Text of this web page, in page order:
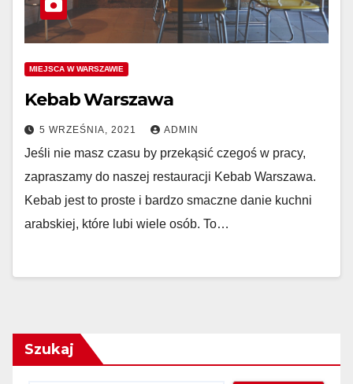
MIEJSCA W WARSZAWIE
Kebab Warszawa
5 WRZEŚNIA, 2021 ADMIN
Jeśli nie masz czasu by przekąsić czegoś w pracy,
zapraszamy do naszej restauracji Kebab Warszawa.
Kebab jest to proste i bardzo smaczne danie kuchni
arabskiej, które lubi wiele osób. To…
Szukaj